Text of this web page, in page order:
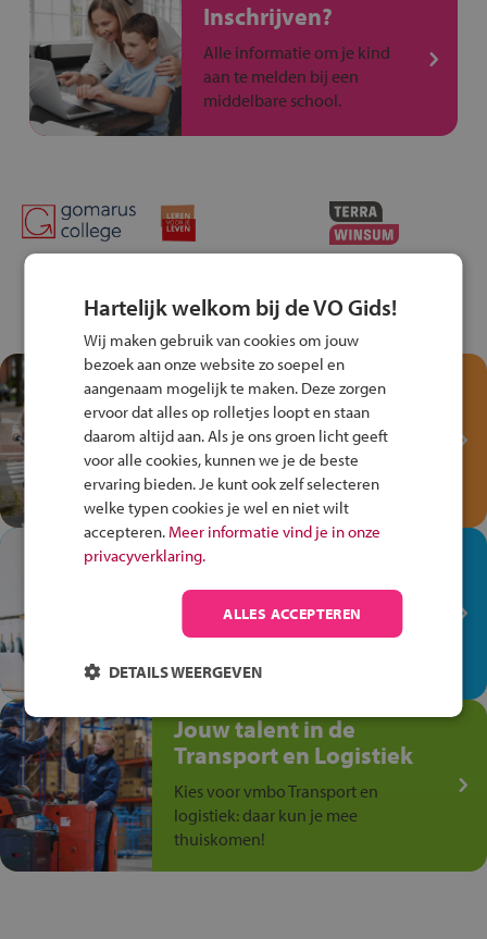
Inschrijven?
Alle informatie om je kind
aan te melden bij een
middelbare school.
Test je kennis met het
Fiets Veilig
Verkeersspel!
Speel het Fiets Veilig Verkeersspel
en win een Cortina-fiets!
In de winkel ben je op je
plek!
Ontdek via het vmbo jouw talent
op de winkelvloer, waar elke dag
anders is!
Jouw talent in de
Transport en Logistiek
Kies voor vmbo Transport en
logistiek: daar kun je mee
thuiskomen!
Hartelijk welkom bij de VO Gids!
Wij maken gebruik van cookies om jouw
bezoek aan onze website zo soepel en
aangenaam mogelijk te maken. Deze zorgen
ervoor dat alles op rolletjes loopt en staan
daarom altijd aan. Als je ons groen licht geeft
voor alle cookies, kunnen we je de beste
ervaring bieden. Je kunt ook zelf selecteren
welke typen cookies je wel en niet wilt
accepteren. Meer informatie vind je in onze
privacyverklaring.
ALLES ACCEPTEREN
DETAILS WEERGEVEN